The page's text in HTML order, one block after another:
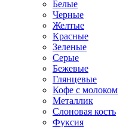
Белые
Черные
Желтые
Красные
Зеленые
Серые
Бежевые
Глянцевые
Кофе с молоком
Металлик
Слоновая кость
Фуксия